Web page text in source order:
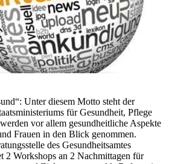
Unter diesem Motto steht der
für Gesundheit, Pflege
vor allem gesundheitliche Aspekte
Frauen in den Blick genommen.
des Gesundheitsamtes
2 Workshops an 2 Nachmittagen für